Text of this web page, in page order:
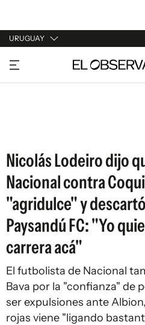
URUGUAY
URUGUAY
ARGENTINA
Nicolás Lodeiro dijo
Nacional contra
"agridulce" y
Paysandú FC: "Yo
carrera acá"
El futbolista de Nacional
Bava por la "confianza" de
ser expulsiones ante
rojas viene "ligando